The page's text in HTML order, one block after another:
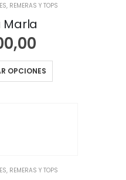
, REMERAS Y TOPS
Marla
OPCIONES
, REMERAS Y TOPS